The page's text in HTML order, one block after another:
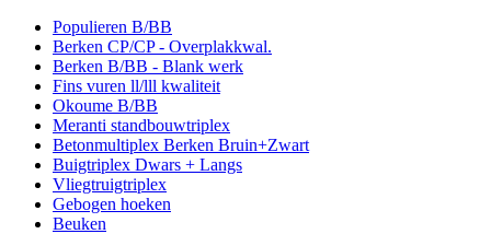
Populieren B/BB
Berken CP/CP - Overplakkwal.
Berken B/BB - Blank werk
Fins vuren ll/lll kwaliteit
Okoume B/BB
Meranti standbouwtriplex
Betonmultiplex Berken Bruin+Zwart
Buigtriplex Dwars + Langs
Vliegtruigtriplex
Gebogen hoeken
Beuken